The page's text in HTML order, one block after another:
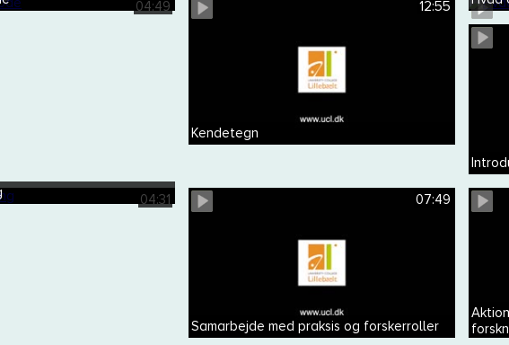
04:49 12:55
Kendetegn
04:31 07:49
Samarbejde med praksis og forskerroller